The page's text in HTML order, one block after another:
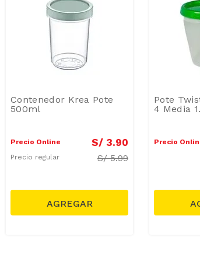
Contenedor Krea Pote
500ml
Precio Online S/ 3.90
Precio regular S/5.99
Pote
4 Media
Precio